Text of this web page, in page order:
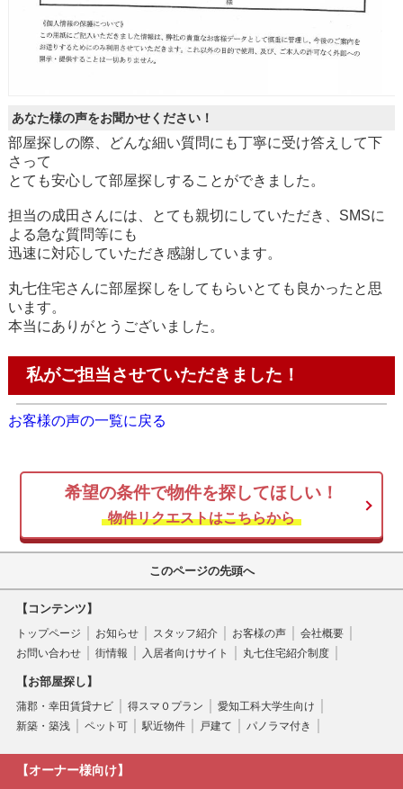
あなた様の声をお聞かせください！
部屋探しの際、どんな細い質問にも丁寧に受け答えして下
さって
とても安心して部屋探しすることができました。
担当の成田さんには、とても親切にしていただき、SMSに
よる急な質問等にも
迅速に対応していただき感謝しています。
丸七住宅さんに部屋探しをしてもらいとても良かったと思
います。
本当にありがとうございました。
私がご担当させていただきました！
お客様の声の一覧に戻る
希望の条件で物件を探してほしい！
物件リクエストはこちらから
このページの先頭へ
【コンテンツ】
トップページ お知らせ スタッフ紹介 お客様の声
会社概要
お問い合わせ
街情報 入居者向けサイト 丸七住宅紹介制度
【お部屋探し】
蒲郡・幸田賃貸ナビ 得スマ０プラン
愛知工科大学生向け
新築・築浅
ペット可 駅近物件 戸建て パノラマ付き
【オーナー様向け】